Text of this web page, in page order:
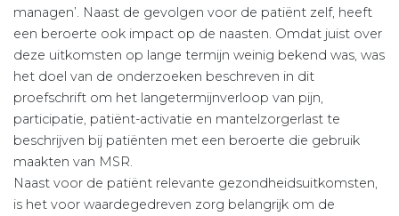
managen’. Naast de gevolgen voor de patiënt zelf, heeft
een beroerte ook impact op de naasten. Omdat juist over
deze uitkomsten op lange termijn weinig bekend was, was
het doel van de onderzoeken beschreven in dit
proefschrift om het langetermijnverloop van pijn,
participatie, patiënt-activatie en mantelzorgerlast te
beschrijven bij patiënten met een beroerte die gebruik
maakten van MSR.
Naast voor de patiënt relevante gezondheidsuitkomsten,
is het voor waardegedreven zorg belangrijk om de